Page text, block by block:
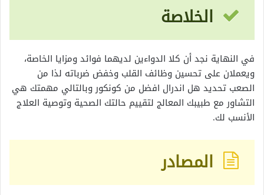
الخلاصة
في النهاية نجد أن كلا الدواءين لديهما فوائد ومزايا الخاصة،
ويعملان على تحسين وظائف القلب وخفض ضرباته لذا من
الصعب تحديد هل اندرال افضل من كونكور وبالتالي مهمتك هي
التشاور مع طبيبك المعالج لتقييم حالتك الصحية وتوصية العلاج
الأنسب لك.
المصادر